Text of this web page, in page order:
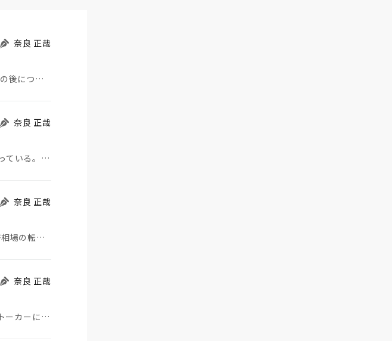
奈良 正哉
夏の甲子園が始まった。その裏側で、広陵やPLなど野球名門校（だった）の不祥事のその後について、「熱…
奈良 正哉
モロッコから地続きのスペインの飛び地へ不法移民が急増していて、当地の大問題となっている。「海を泳い…
奈良 正哉
日米が協調介入に踏み切った。円は急騰している。 プラザ合意以降、協調介入は為替相場の転機になって…
奈良 正哉
ストーカーにGPSを着けさせることが議論されている（7月29日日経）。反対派は「ストーカーにも人権…